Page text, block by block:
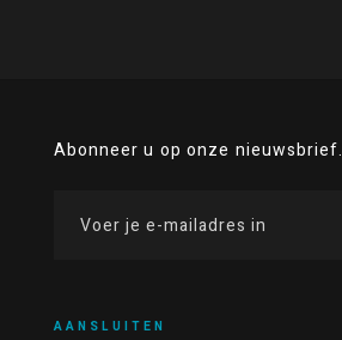
Abonneer u op onze nieuwsbrief.
AANSLUITEN